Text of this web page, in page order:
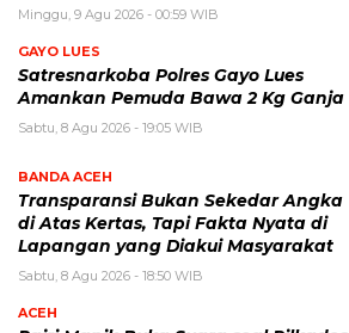
Minggu, 9 Agu 2026 - 00:59 WIB
GAYO LUES
Satresnarkoba Polres Gayo Lues
Amankan Pemuda Bawa 2 Kg Ganja
Sabtu, 8 Agu 2026 - 19:05 WIB
BANDA ACEH
Transparansi Bukan Sekedar Angka
di Atas Kertas, Tapi Fakta Nyata di
Lapangan yang Diakui Masyarakat
Sabtu, 8 Agu 2026 - 18:50 WIB
ACEH